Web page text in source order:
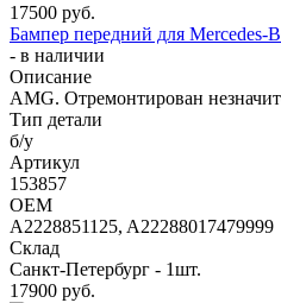
17500 руб.
Бампер передний для Mercedes-
- в наличии
Описание
AMG. Отремонтирован
Тип детали
б/у
Артикул
153857
OEM
A2228851125, A22288017479999
Склад
Санкт-Петербург - 1шт.
17900 руб.